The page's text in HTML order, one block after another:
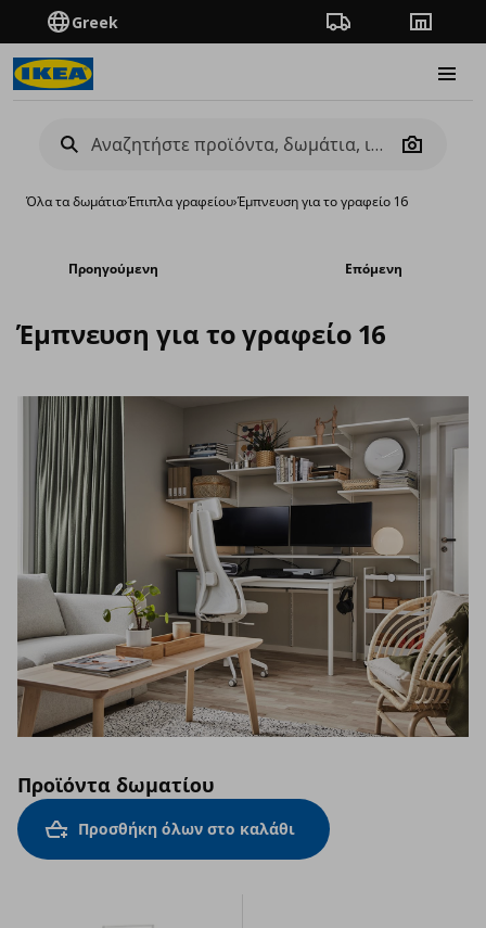
Greek Πορεία παραγγελίας
Camera
Όλα τα δωμάτια›Έπιπλα γραφείου›Έμπνευση για το γραφείο 16
Προηγούμενη Επόμενη
Έμπνευση για το γραφείο 16
Προϊόντα δωματίου
Προσθήκη όλων στο καλάθι